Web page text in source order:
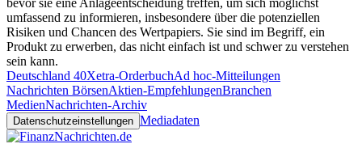
umfassend zu informieren, insbesondere über die potenziellen
Risiken und Chancen des Wertpapiers. Sie sind im Begriff, ein
Produkt zu erwerben, das nicht einfach ist und schwer zu verstehen
sein kann.
Deutschland 40Xetra-OrderbuchAd hoc-Mitteilungen
Nachrichten BörsenAktien-EmpfehlungenBranchen
MedienNachrichten-Archiv
Datenschutzeinstellungen Mediadaten